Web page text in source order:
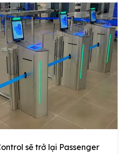
sẽ trở lại Passenger